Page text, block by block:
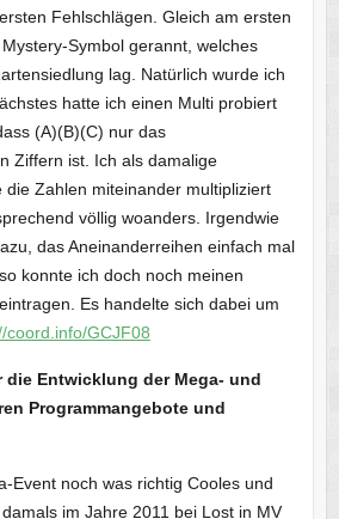
Fehlschlägen. Gleich am ersten
Symbol gerannt, welches
lag. Natürlich wurde ich
hatte ich einen Multi probiert
(A)(B)(C) nur das
Ziffern ist. Ich als damalige
die Zahlen miteinander multipliziert
völlig woanders. Irgendwie
das Aneinanderreihen einfach mal
konnte ich doch noch meinen
Es handelte sich dabei um
coord.info/GCJF08
die Entwicklung der Mega- und
Programmangebote und
Event noch was richtig Cooles und
im Jahre 2011 bei Lost in MV